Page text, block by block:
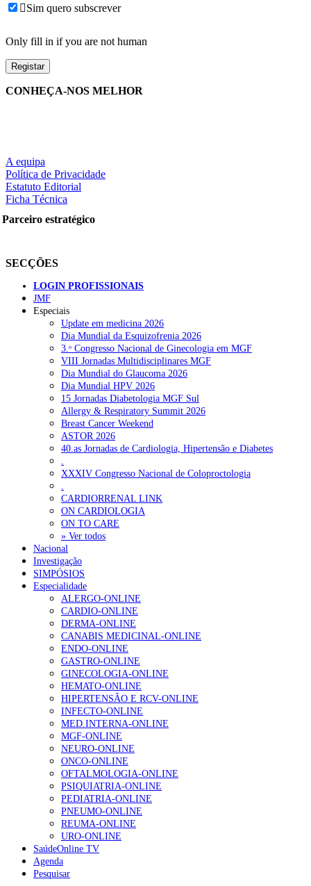
Sim quero subscrever
Only fill in if you are not human
CONHEÇA-NOS MELHOR
A equipa
Política de Privacidade
Estatuto Editorial
Ficha Técnica
Parceiro estratégico
SECÇÕES
LOGIN PROFISSIONAIS
JMF
Especiais
Update em medicina 2026
Dia Mundial da Esquizofrenia 2026
3.ᵒ Congresso Nacional de Ginecologia em MGF
VIII Jornadas Multidisciplinares MGF
Dia Mundial do Glaucoma 2026
Dia Mundial HPV 2026
15 Jornadas Diabetologia MGF Sul
Allergy & Respiratory Summit 2026
Breast Cancer Weekend
ASTOR 2026
40.as Jornadas de Cardiologia, Hipertensão e Diabetes
XXXIV Congresso Nacional de Coloproctologia
CARDIORRENAL LINK
ON CARDIOLOGIA
ON TO CARE
» Ver todos
Nacional
Investigação
SIMPÓSIOS
Especialidade
ALERGO-ONLINE
CARDIO-ONLINE
DERMA-ONLINE
CANABIS MEDICINAL-ONLINE
ENDO-ONLINE
GASTRO-ONLINE
GINECOLOGIA-ONLINE
HEMATO-ONLINE
HIPERTENSÃO E RCV-ONLINE
INFECTO-ONLINE
MED.INTERNA-ONLINE
MGF-ONLINE
NEURO-ONLINE
ONCO-ONLINE
OFTALMOLOGIA-ONLINE
PSIQUIATRIA-ONLINE
PEDIATRIA-ONLINE
PNEUMO-ONLINE
REUMA-ONLINE
URO-ONLINE
SaúdeOnline TV
Agenda
Pesquisar